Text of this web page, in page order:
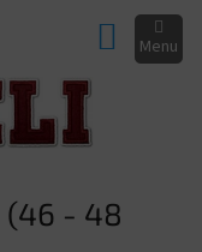
KOŠÍK
(46 - 48